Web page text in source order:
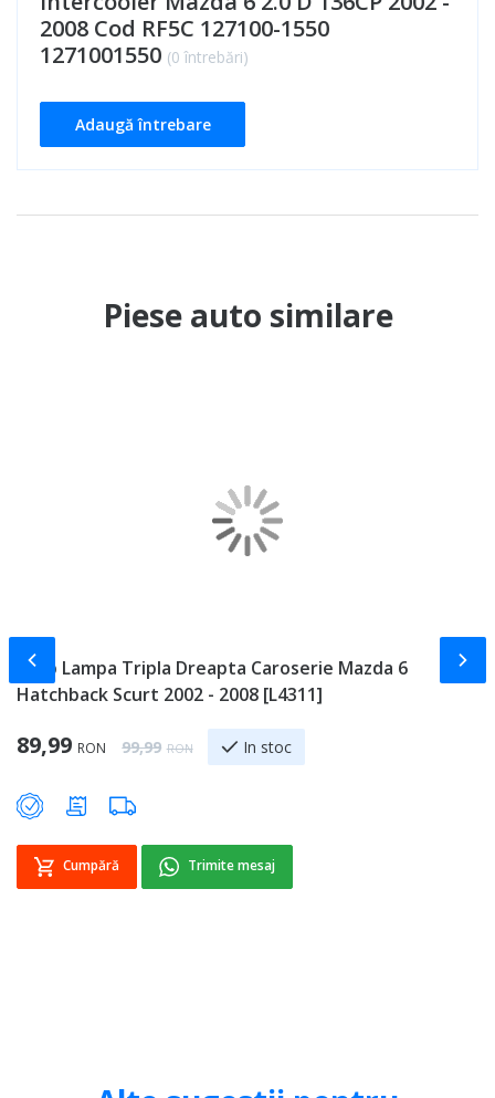
2008 Cod RF5C 127100-1550
1271001550 (0 întrebări)
Adaugă întrebare
Piese auto similare
Stop Lampa Tripla Dreapta Caroserie Mazda 6
Hatchback Scurt 2002 - 2008 [L4311]
Special Price
89,99 RON Regular Price
99,99 RON In stoc
Cumpără Trimite mesaj
Slide-ul anterior